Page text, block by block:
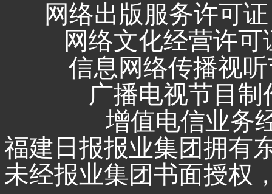
网络出版服务许可
网络文化经营许可
信息网络传播视
广播电视节目
增值电信业务
福建日报报业集团拥有
未经报业集团书面授权